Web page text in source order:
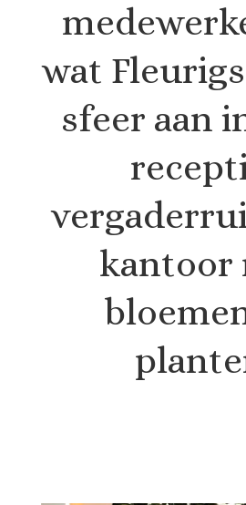
wat
sfeer aan
kantoor